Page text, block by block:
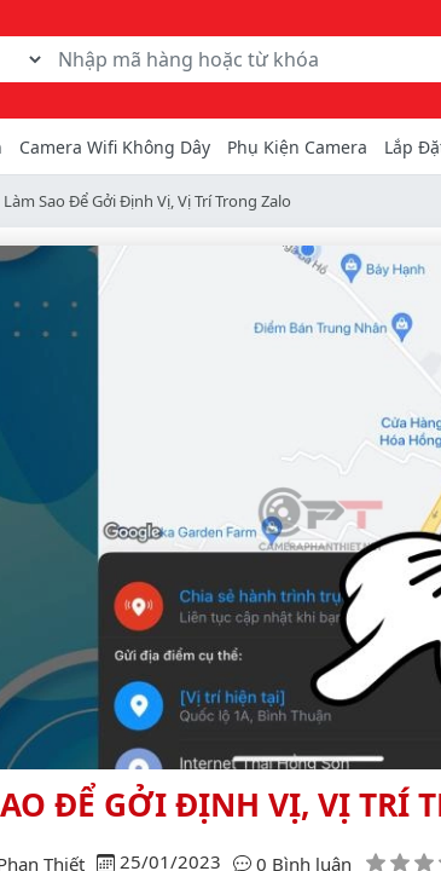
kiếm
Camera Wifi Không Dây Phụ Kiện Camera Lắp
Làm Sao Để Gởi Định Vị, Vị Trí Trong Zalo
ĐỂ GỞI ĐỊNH VỊ, VỊ TRÍ
Thiết 25/01/2023 0 Bình luận Điểm